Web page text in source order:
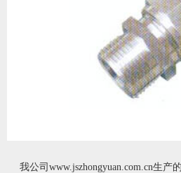
我公司www.jszhongyuan.com.cn生产